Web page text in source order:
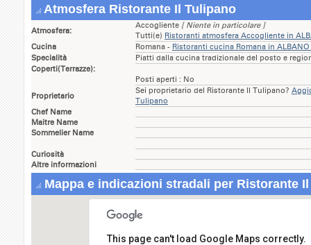
Atmosfera Ristorante Il Tulipano
Atmosfera:
Accogliente [ Niente in particolare ]
Tutti(e) Ristoranti atmosfera Accogliente in
Cucina
Romana - Ristoranti cucina Romana in ALBANO
Specialità
Piatti dalla cucina tradizionale del posto e
Coperti(Terrazze):
Posti aperti : No
Proprietario
Sei proprietario del Ristorante Il Tulipano?
Tulipano
Chef Name
Maitre Name
Sommelier Name
Curiosità
Altre informazioni
Mappa e indicazioni stradali per Ristorante
This page can't load Google Maps correctly.